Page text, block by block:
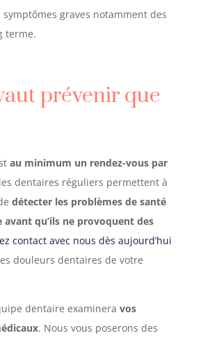
graves notamment des
terme.
prévenir que
au minimum un rendez-vous par
dentaires réguliers permettent à
détecter les problèmes de santé
avant qu’ils ne provoquent des
contact avec nous dès aujourd’hui
douleurs dentaires de votre
dentaire examinera vos
. Nous vous poserons des